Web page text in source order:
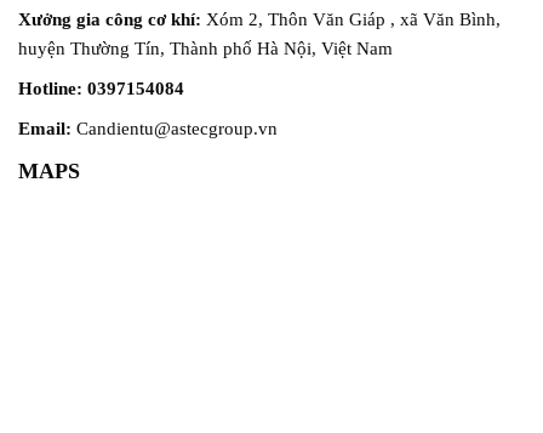
Xưởng gia công cơ khí: Xóm 2, Thôn Văn Giáp , xã Văn Bình,
huyện Thường Tín, Thành phố Hà Nội, Việt Nam
Hotline: 0397154084
Email: Candientu@astecgroup.vn
MAPS